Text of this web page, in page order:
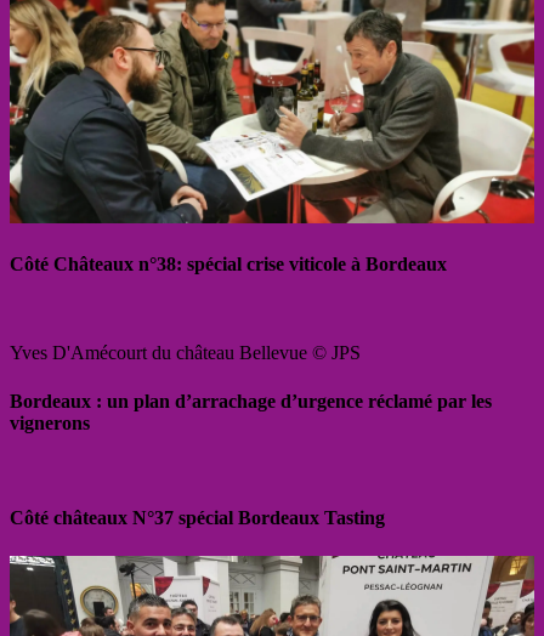
Côté Châteaux n°38: spécial crise viticole à Bordeaux
Yves D'Amécourt du château Bellevue © JPS
Bordeaux : un plan d’arrachage d’urgence réclamé par les
vignerons
Côté châteaux N°37 spécial Bordeaux Tasting